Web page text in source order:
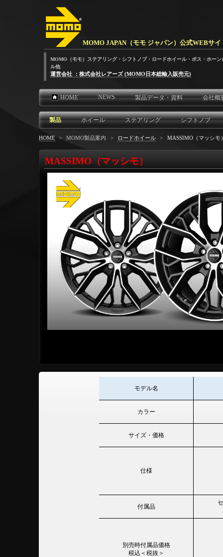
MOMO JAPAN（モモ ジャパン）公式WEBサイ
MOMO（モモ）ステアリング・シフトノブ・ロードホイール・ボス・ホー
ル他
運営会社 ：株式会社レアーズ (MOMO日本総輸入販売元)
HOME NEWS 製品データ・資料 会社概
製品 ホイール ステアリング シフトノブ
HOME > MOMO製品案内 > ロードホイール > MASSIMO（マッシモ
MASSIMO（マッシモ）
モデル名
カラー
サイズ・価格
仕様
付属品
別売時付属品価格
税込＜税抜＞